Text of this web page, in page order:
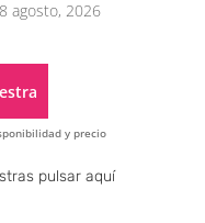
agosto, 2026
y precio
pulsar aquí